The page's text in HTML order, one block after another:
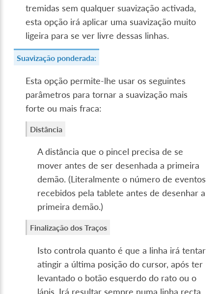
tremidas sem qualquer suavização activada,
esta opção irá aplicar uma suavização muito
ligeira para se ver livre dessas linhas.
Suavização ponderada:
Esta opção permite-lhe usar os seguintes
parâmetros para tornar a suavização mais
forte ou mais fraca:
Distância
A distância que o pincel precisa de se
mover antes de ser desenhada a primeira
demão. (Literalmente o número de eventos
recebidos pela tablete antes de desenhar a
primeira demão.)
Finalização dos Traços
Isto controla quanto é que a linha irá tentar
atingir a última posição do cursor, após ter
levantado o botão esquerdo do rato ou o
lápis. Irá resultar sempre numa linha recta,